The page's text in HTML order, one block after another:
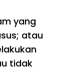
yang
atau
tidak